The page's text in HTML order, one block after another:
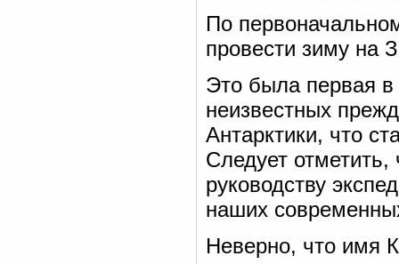
По
провести зиму на
Это была первая
неизвестных
Антарктики, что
Следует
руководству
наших
Неверно, что имя